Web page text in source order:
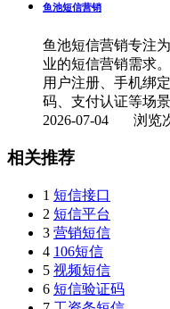
鱼池短信营销
鱼池短信营销专注
业的短信营销需求
用户注册、手机绑
码、支付认证等场
2026-07-04 浏览
相关推荐
1 短信接口
2 短信平台
3 营销短信
4 106短信
5 视频短信
6 短信验证码